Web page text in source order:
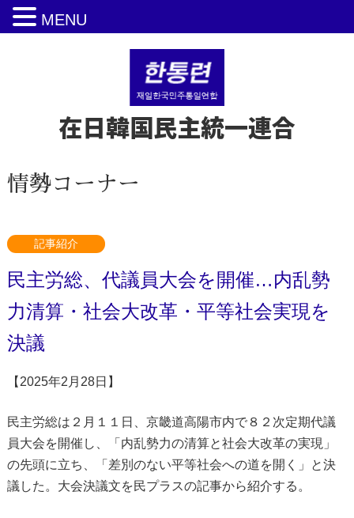
在日韓国民主統一連合
情勢コーナー
記事紹介
民主労総、代議員大会を開催…内乱勢
力清算・社会大改革・平等社会実現を
決議
【2025年2月28日】
民主労総は２月１１日、京畿道高陽市内で８２次定期代議
員大会を開催し、「内乱勢力の清算と社会大改革の実現」
の先頭に立ち、「差別のない平等社会への道を開く」と決
議した。大会決議文を民プラスの記事から紹介する。
MENU